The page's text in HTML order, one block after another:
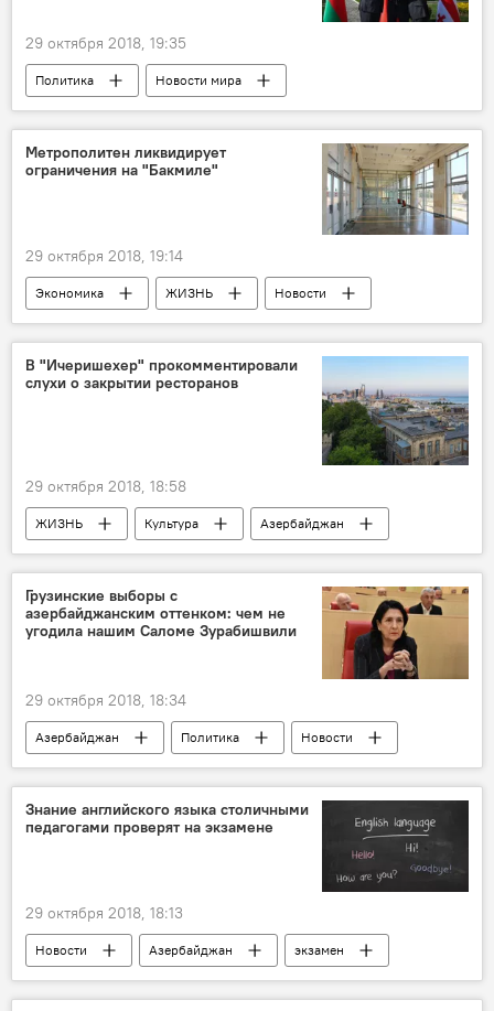
29 октября 2018, 19:35
Политика
Новости мира
Азербайджан
Новости
Метрополитен ликвидирует
ограничения на "Бакмиле"
29 октября 2018, 19:14
Экономика ЖИЗНЬ
Новости
ЗАО "Бакинский метрополитен"
Ограничения
В "Ичеришехер" прокомментировали
слухи о закрытии ресторанов
29 октября 2018, 18:58
ЖИЗНЬ Культура
Азербайджан
Экономика
Грузинские выборы с
азербайджанским оттенком: чем не
угодила нашим Саломе Зурабишвили
29 октября 2018, 18:34
Азербайджан Политика
Новости
Новости мира
Знание английского языка столичными
педагогами проверят на экзамене
29 октября 2018, 18:13
Новости Азербайджан
экзамен
педагог